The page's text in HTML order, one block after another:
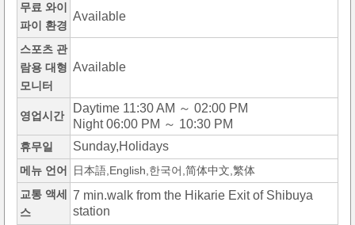
무료 와이
파이 환경
Available
스포츠 관
람용 대형
모니터
Available
영업시간
Daytime 11:30 AM ～ 02:00 PM
Night 06:00 PM ～ 10:30 PM
휴무일 Sunday,Holidays
메뉴 언어
日本語,English,한국어,简体中文,繁体
교통 액세
스
7 min.walk from the Hikarie Exit of Shibuya
station